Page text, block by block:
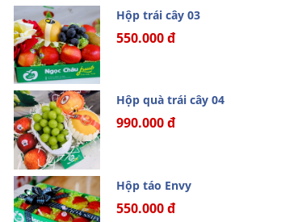
Hộp trái cây 03
550.000 đ
Hộp quà trái cây 04
990.000 đ
Hộp táo Envy
550.000 đ